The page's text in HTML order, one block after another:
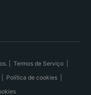
| Termos de Serviço|
Política de cookies|